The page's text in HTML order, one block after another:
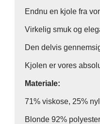
Endnu en kjole fra
Virkelig smuk og
Den delvis
Kjolen er vores
Materiale:
71% viskose, 25%
Blonde 92%